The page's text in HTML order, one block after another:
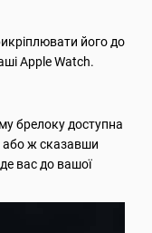
його до
Apple Watch.
брелоку доступна
або ж сказавши
вас до вашої